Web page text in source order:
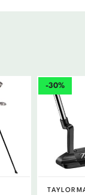
-30%